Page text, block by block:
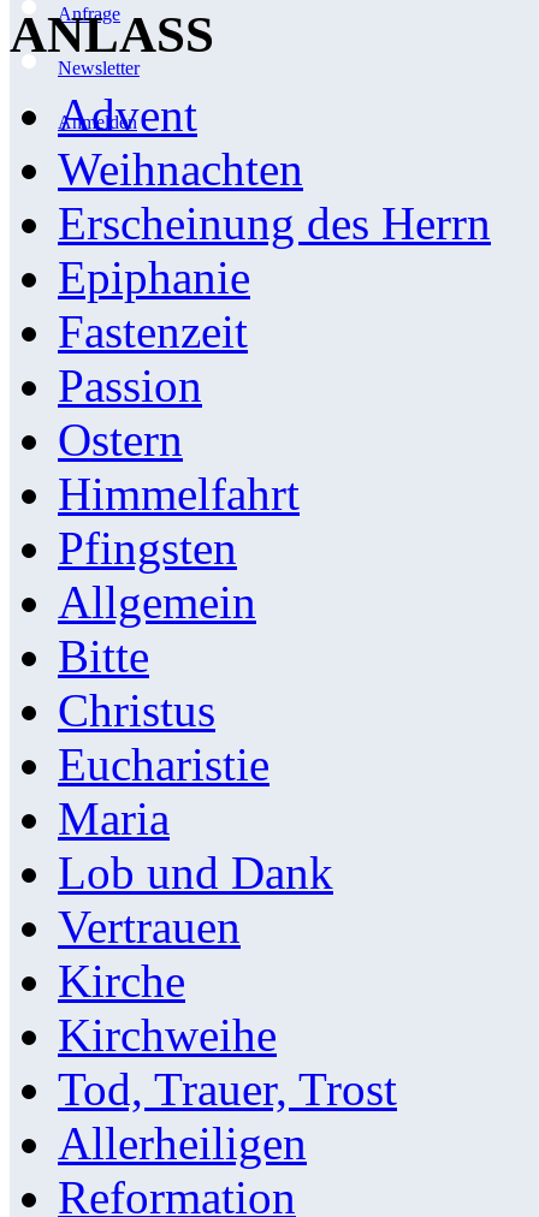
Anfrage
Newsletter
Anmelden
ANLASS
Advent
Weihnachten
Erscheinung des Herrn
Epiphanie
Fastenzeit
Passion
Ostern
Himmelfahrt
Pfingsten
Allgemein
Bitte
Christus
Eucharistie
Maria
Lob und Dank
Vertrauen
Kirche
Kirchweihe
Tod, Trauer, Trost
Allerheiligen
Reformation